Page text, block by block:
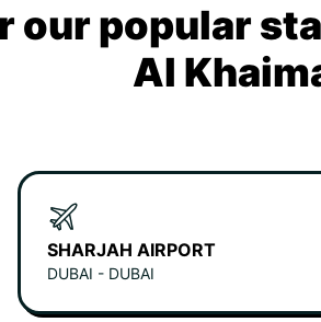
our popular
Al
SHARJAH AIRPORT
DUBAI - DUBAI